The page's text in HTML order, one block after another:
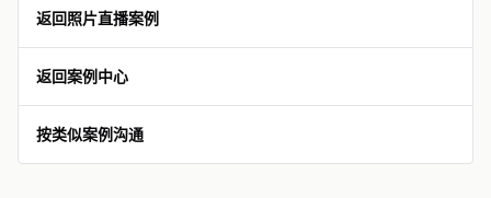
返回照片直播案例
返回案例中心
按类似案例沟通